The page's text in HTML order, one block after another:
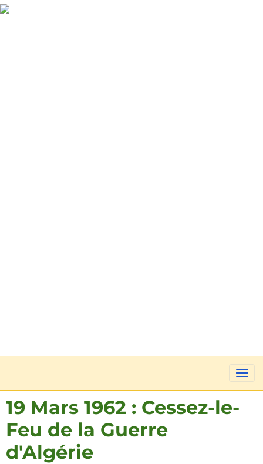
19 Mars 1962 : Cessez-le-
Feu de la Guerre
d'Algérie